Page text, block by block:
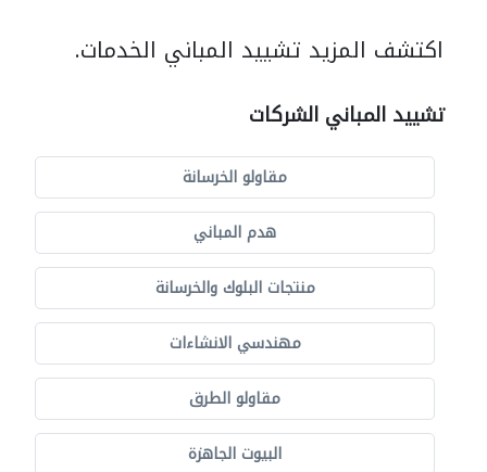
اكتشف المزيد تشييد المباني الخدمات.
تشييد المباني الشركات
مقاولو الخرسانة
هدم المباني
منتجات البلوك والخرسانة
مهندسي الانشاءات
مقاولو الطرق
البيوت الجاهزة